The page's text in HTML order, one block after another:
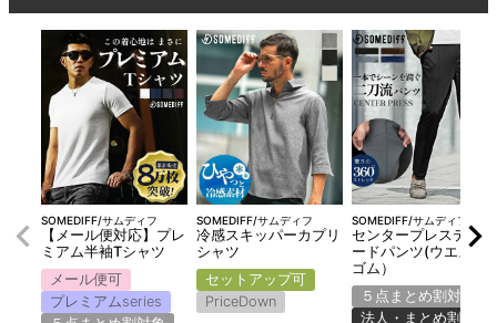
SOMEDIFF/サムディフ
【メール便対応】プレ
ミアム半袖Tシャツ
メール便可
プレミアムseries
SOMEDIFF/サムディフ
冷感スキッパーカプリ
シャツ
セットアップ可
PriceDown
SOMEDIFF/サムディフ
センタープレステーパ
ードパンツ(ウエスト
ゴム）
５点まとめ割対象
法人・まとめ割対